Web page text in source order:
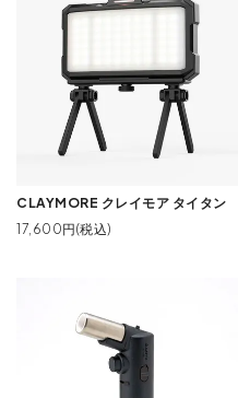
CLAYMORE クレイモア タイタン
17,600円(税込)